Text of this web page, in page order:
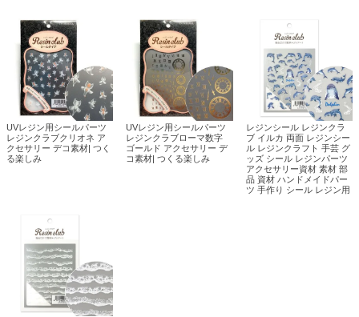
UVレジン用シールパーツ
レジンクラブクリオネ ア
クセサリー デコ素材| つく
る楽しみ
UVレジン用シールパーツ
レジンクラブローマ数字
ゴールド アクセサリー デ
コ素材| つくる楽しみ
レジンシール レジンクラ
ブ イルカ 両面 レジンシー
ル レジンクラフト 手芸 グ
ッズ シール レジンパーツ
アクセサリー資材 素材 部
品 資材 ハンドメイドパー
ツ 手作り シール レジン用